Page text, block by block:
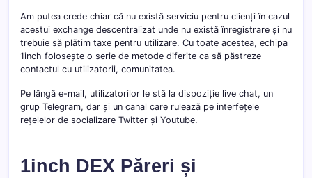
Am putea crede chiar că nu există serviciu pentru clienți în cazul
acestui exchange descentralizat unde nu există înregistrare și nu
trebuie să plătim taxe pentru utilizare. Cu toate acestea, echipa
1inch folosește o serie de metode diferite ca să păstreze
contactul cu utilizatorii, comunitatea.
Pe lângă e-mail, utilizatorilor le stă la dispoziție live chat, un
grup Telegram, dar și un canal care rulează pe interfețele
rețelelor de socializare Twitter și Youtube.
1inch DEX Păreri și